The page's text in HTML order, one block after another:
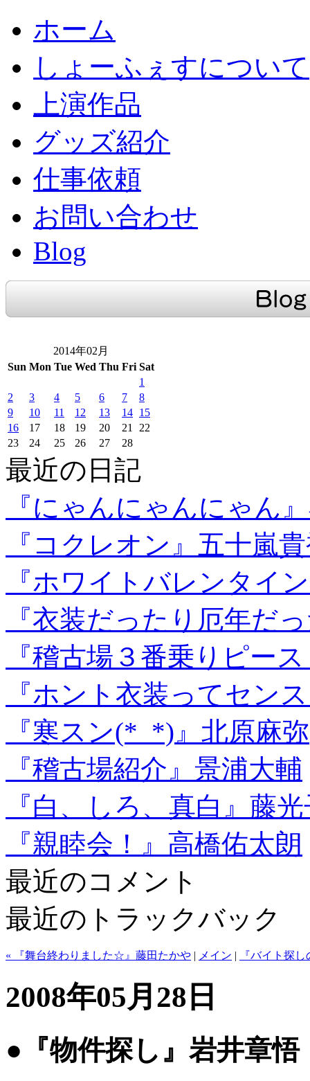
ホーム
しょーふぇすについて
上演作品
グッズ紹介
仕事依頼
お問い合わせ
Blog
2014年02月
Sun Mon Tue Wed Thu Fri Sat
1
2
3 4 5 6 7
8
9
10 11 12 13 14 15
16
17 18 19 20 21
22
23
24 25 26 27 28
最近の日記
『にゃんにゃんにゃん
『コクレオン』五十嵐
『ホワイトバレンタイ
『衣装だったり厄年だ
『稽古場３番乗りピー
『ホント衣装ってセン
『寒スン(*_*)』北原麻弥
『稽古場紹介』景浦大輔
『白、しろ、真白』藤
『親睦会！』高橋佑太朗
最近のコメント
最近のトラックバック
« 『舞台終わりました☆』藤田たかや | メイン | 『バイト探
2008年05月28日
●『物件探し』岩井章悟